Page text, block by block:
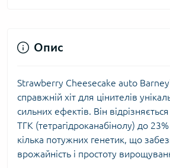
Опис
Strawberry Cheesecake auto
справжній хіт для цінителів
сильних ефектів. Він
ТГК (тетрагідроканабінолу) до 23%
кілька потужних генетик, що
врожайність і простоту